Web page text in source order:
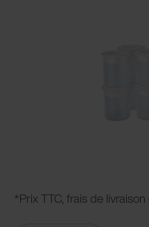
*Prix TTC, frais de